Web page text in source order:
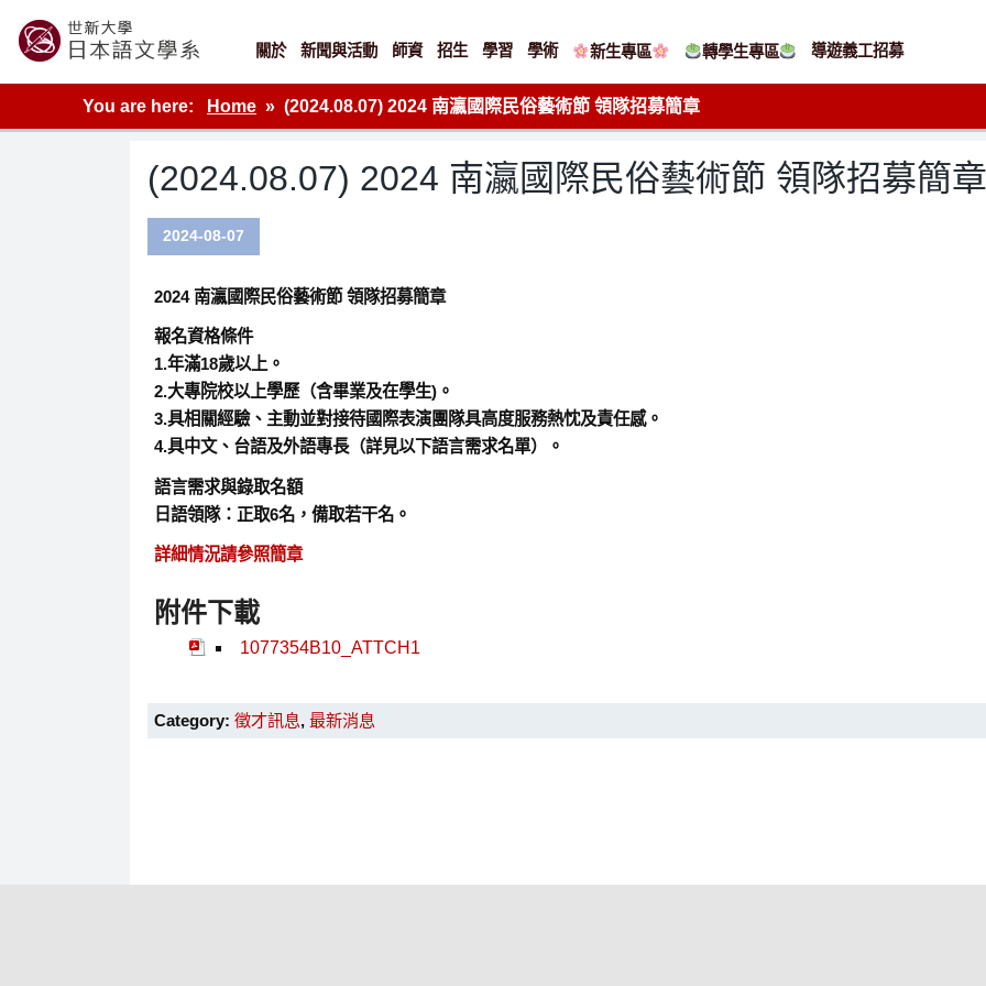
content
世新大學教學單位的網站
關於 新聞與活動 師資 招生 學習 學術 新生專區 轉學生專區 導遊義工招募
You are here: Home (2024.08.07) 2024 南瀛國際民俗藝術節 領隊招募簡章
(2024.08.07) 2024 南瀛國際民俗藝術節 領隊招募簡
2024-08-07
2024 南瀛國際民俗藝術節 領隊招募簡章
報名資格條件
1.年滿18歲以上。
2.大專院校以上學歷（含畢業及在學生)。
3.具相關經驗、主動並對接待國際表演團隊具高度服務熱忱及責任感。
4.具中文、台語及外語專長（詳見以下語言需求名單）。
語言需求與錄取名額
日語領隊：正取6名，備取若干名。
詳細情況請參照簡章
附件下載
1077354B10_ATTCH1
Category: 徵才訊息, 最新消息